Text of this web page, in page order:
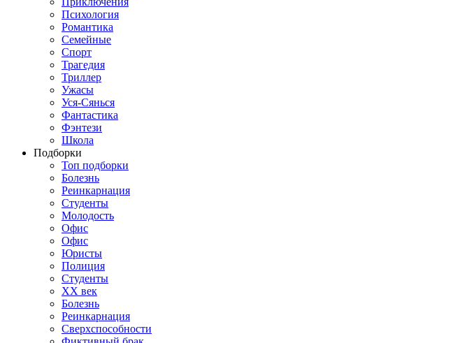
Психология
Романтика
Семейные
Спорт
Трагедия
Триллер
Ужасы
Уся-Сянься
Фантастика
Фэнтези
Школа
Подборки
Топ подборки
Болезнь
Реинкарнация
Студенты
Молодость
Офис
Офис
Юристы
Полиция
Студенты
ХХ век
Болезнь
Реинкарнация
Сверхспособности